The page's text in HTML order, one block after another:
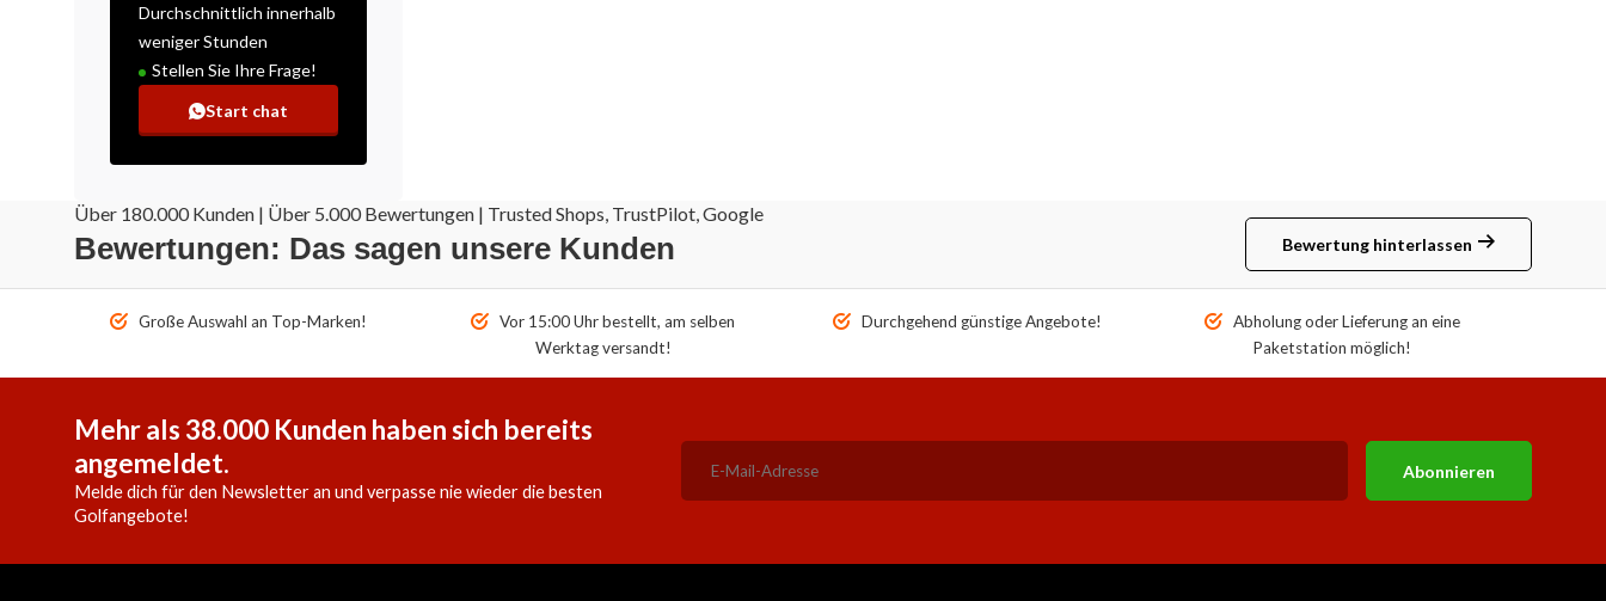
Durchschnittlich innerhalb
weniger Stunden
Stellen Sie Ihre Frage!
Start chat
Über 180.000 Kunden | Über 5.000 Bewertungen | Trusted Shops, TrustPilot, Google
Bewertungen: Das sagen unsere Kunden Bewertung hinterlassen
Große Auswahl an Top-Marken!
Vor 15:00 Uhr bestellt, am selben
Werktag versandt!
Durchgehend günstige Angebote!
Abholung oder Lieferung an eine
Paketstation möglich!
Mehr als 38.000 Kunden haben sich bereits
angemeldet.
Melde dich für den Newsletter an und verpasse nie wieder die besten
Golfangebote!
Abonnieren